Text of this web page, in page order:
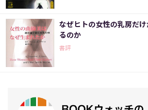
なぜヒトの女性の乳房だ
るのか
書評